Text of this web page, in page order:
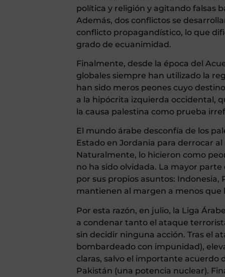
política y religión y agitando falsas
Además, dos conflictos se
conflicto propagandístico, lo que
grado de ecuanimidad.
Finalmente, desde la época del
globales siempre han utilizado la
han sido meros peones cuyo
a la hipócrita izquierda occidental,
la causa palestina como prueba
El mundo árabe desconfía de los
Estado en Jordania para derrocar
Naturalmente, lo hicieron como
no ha sido olvidada. La mayor
por sus propios asuntos: Indonesia,
mantienen al margen a menos que
Por esta razón, en julio, la Liga
a condenar tanto el ataque
sin decidir ninguna acción. Tras el
bombardeado con impunidad),
claras, salvo el importante
Pakistán (una potencia nuclear).